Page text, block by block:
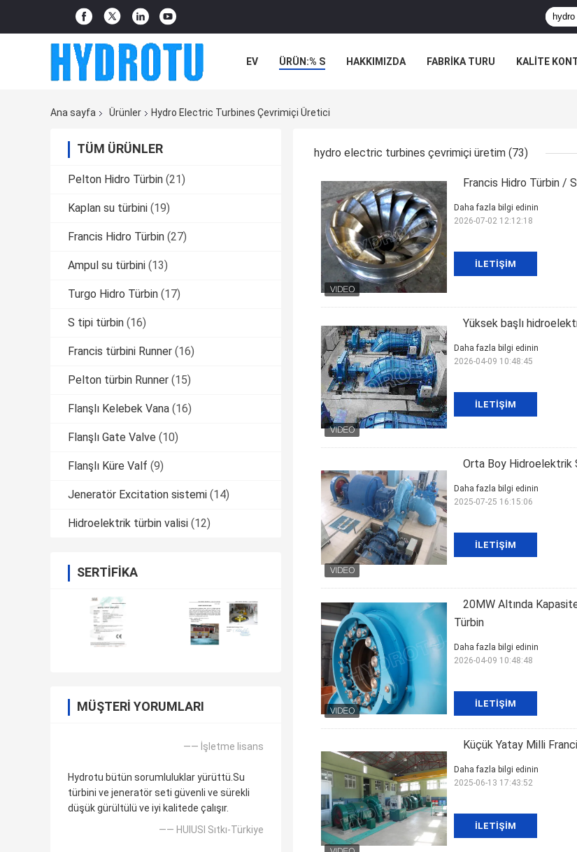
EV ÜRÜN:% S HAKKIMIZDA FABRIKA TURU KALITE
Ana sayfa Ürünler Hydro Electric Turbines Çevrimiçi Üretici
TÜM ÜRÜNLER
Pelton Hidro Türbin (21)
Kaplan su türbini (19)
Francis Hidro Türbin (27)
Ampul su türbini (13)
Turgo Hidro Türbin (17)
S tipi türbin (16)
Francis türbini Runner (16)
Pelton türbin Runner (15)
Flanşlı Kelebek Vana (16)
Flanşlı Gate Valve (10)
Flanşlı Küre Valf (9)
Jeneratör Excitation sistemi (14)
Hidroelektrik türbin valisi (12)
SERTIFIKA
MÜŞTERI YORUMLARI
—— İşletme lisans
Hydrotu bütün sorumluluklar yürüttü.Su
türbini ve jeneratör seti güvenli ve sürekli
düşük gürültülü ve iyi kalitede çalışır.
—— HUlUSI Sıtkı-Türkiye
hydro electric turbines çevrimiçi üretim (73)
Francis Hidro Türbin /
İLETIŞIM
Daha fazla bilgi edinin
2026-07-02 12:12:18
Yüksek başlı
İLETIŞIM
Daha fazla bilgi edinin
2026-04-09 10:48:45
Orta Boy Hidroelektrik
İLETIŞIM
Daha fazla bilgi edinin
2025-07-25 16:15:06
20MW Altında
Türbin
İLETIŞIM
Daha fazla bilgi edinin
2026-04-09 10:48:48
Küçük Yatay Milli
İLETIŞIM
Daha fazla bilgi edinin
2025-06-13 17:43:52